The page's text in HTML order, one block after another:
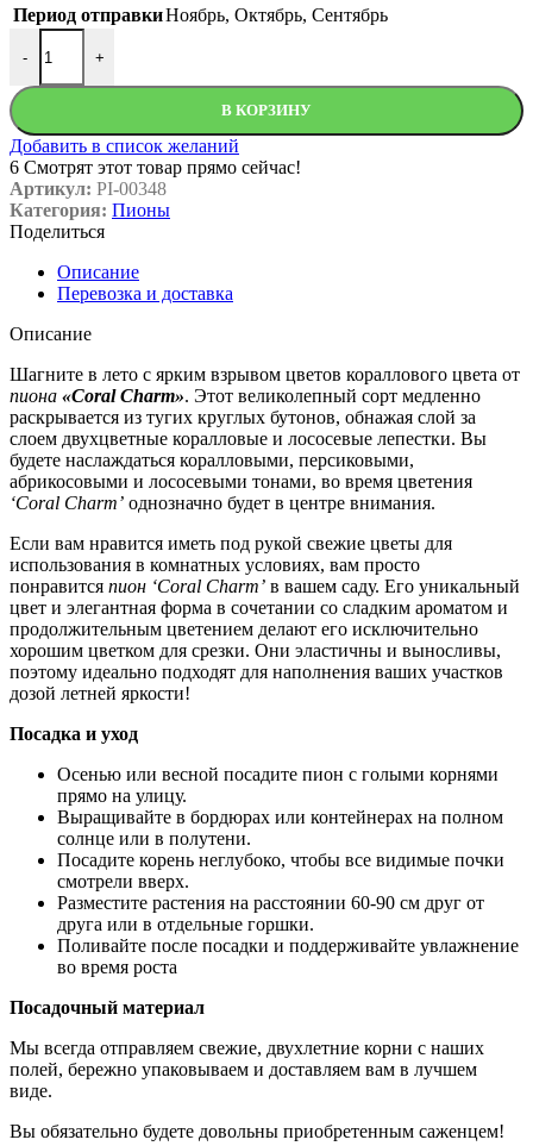
Период отправкиНоябрь, Октябрь, Сентябрь
-
Количество товара Корал Сансет 'Coral Sunset'
+
В КОРЗИНУ
Добавить в список желаний
6 Смотрят этот товар прямо сейчас!
Артикул: PI-00348
Категория: Пионы
Поделиться
Описание
Перевозка и доставка
Описание
Шагните в лето с ярким взрывом цветов кораллового цвета от
пиона «Coral Charm». Этот великолепный сорт медленно
раскрывается из тугих круглых бутонов, обнажая слой за
слоем двухцветные коралловые и лососевые лепестки. Вы
будете наслаждаться коралловыми, персиковыми,
абрикосовыми и лососевыми тонами, во время цветения
‘Coral Charm’ однозначно будет в центре внимания.
Если вам нравится иметь под рукой свежие цветы для
использования в комнатных условиях, вам просто
понравится пион ‘Coral Charm’ в вашем саду. Его уникальный
цвет и элегантная форма в сочетании со сладким ароматом и
продолжительным цветением делают его исключительно
хорошим цветком для срезки. Они эластичны и выносливы,
поэтому идеально подходят для наполнения ваших участков
дозой летней яркости!
Посадка и уход
Осенью или весной посадите пион с голыми корнями
прямо на улицу.
Выращивайте в бордюрах или контейнерах на полном
солнце или в полутени.
Посадите корень неглубоко, чтобы все видимые почки
смотрели вверх.
Разместите растения на расстоянии 60-90 см друг от
друга или в отдельные горшки.
Поливайте после посадки и поддерживайте увлажнение
во время роста
Посадочный материал
Мы всегда отправляем свежие, двухлетние корни с наших
полей, бережно упаковываем и доставляем вам в лучшем
виде.
Вы обязательно будете довольны приобретенным саженцем!